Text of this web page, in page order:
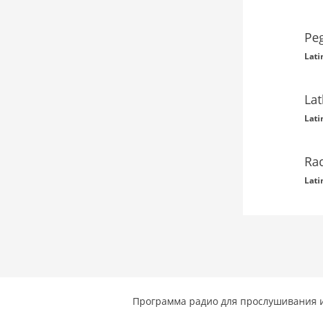
Программа радио для прослушивания